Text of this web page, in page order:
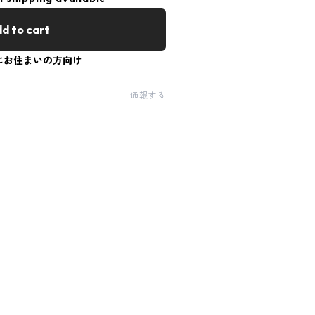
to cart
お住まいの方向け
通報する